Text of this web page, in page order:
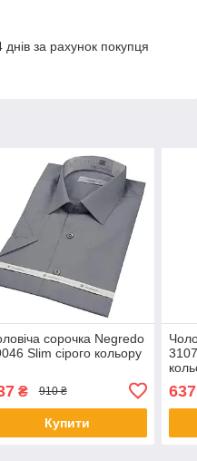
за рахунок покупця
сорочка Negredo
Slim сірого кольору
₴ 910 ₴
Купити
637